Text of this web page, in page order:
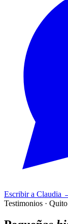
Escribir a Claudia
Testimonios · Quito